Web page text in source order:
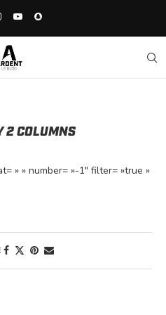
2 COLUMNS
» » number= »-1″ filter= »true »